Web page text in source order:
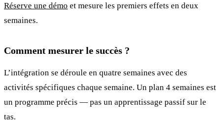
Réserve une démo et mesure les premiers effets en deux
semaines.
Comment mesurer le succès ?
L’intégration se déroule en quatre semaines avec des
activités spécifiques chaque semaine. Un plan 4 semaines est
un programme précis — pas un apprentissage passif sur le
tas.